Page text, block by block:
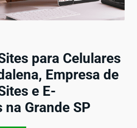
para Celulares
Empresa de
e E-
Grande SP